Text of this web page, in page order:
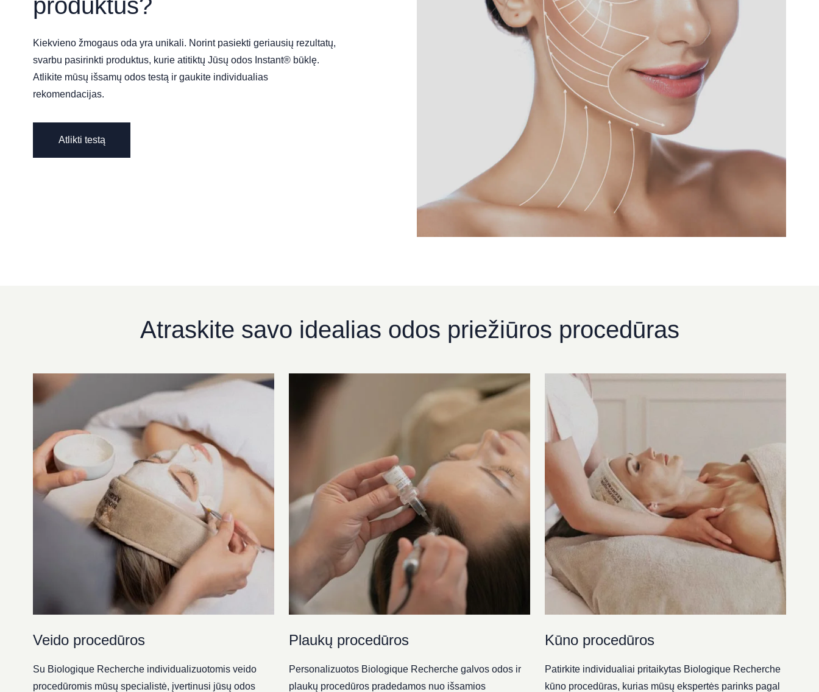
produktus?
Kiekvieno žmogaus oda yra unikali. Norint pasiekti geriausių rezultatų,
svarbu pasirinkti produktus, kurie atitiktų Jūsų odos Instant® būklę.
Atlikite mūsų išsamų odos testą ir gaukite individualias
rekomendacijas.
Atlikti testą
Atraskite savo idealias odos priežiūros procedūras
Veido procedūros
Su Biologique Recherche individualizuotomis veido
procedūromis mūsų specialistė, įvertinusi jūsų odos
Plaukų procedūros
Personalizuotos Biologique Recherche galvos odos ir
plaukų procedūros pradedamos nuo išsamios
Kūno procedūros
Patirkite individualiai pritaikytas Biologique Recherche
kūno procedūras, kurias mūsų ekspertės parinks pagal